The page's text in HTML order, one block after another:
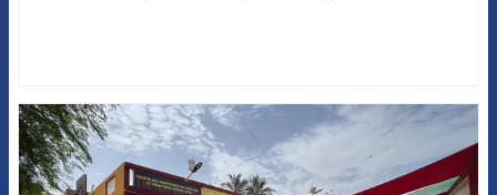
FCB Barcelona badge